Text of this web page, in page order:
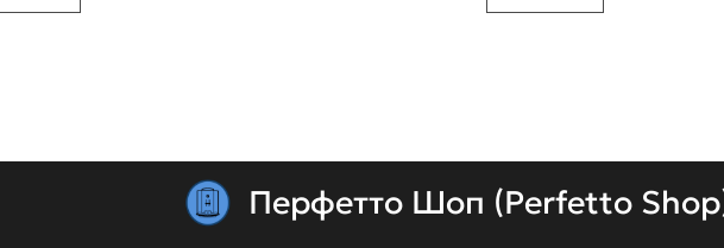
Перфетто Шоп (Perfetto